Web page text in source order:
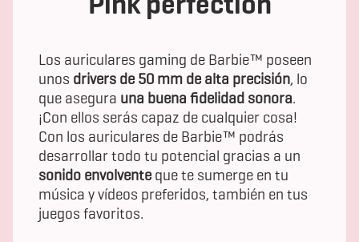
Los auriculares gaming de Barbie™ poseen
unos drivers de 50 mm de alta precisión, lo
que asegura una buena fidelidad sonora.
¡Con ellos serás capaz de cualquier cosa!
Con los auriculares de Barbie™ podrás
desarrollar todo tu potencial gracias a un
sonido envolvente que te sumerge en tu
música y vídeos preferidos, también en tus
juegos favoritos.